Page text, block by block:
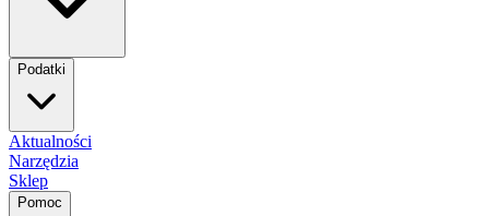
Podatki
Aktualności
Narzędzia
Sklep
Pomoc